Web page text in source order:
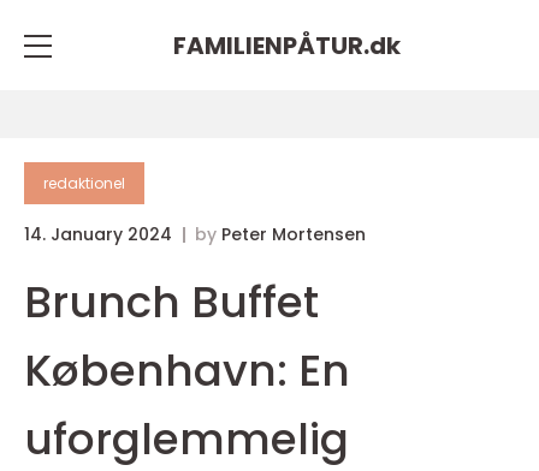
FAMILIENPÅTUR.dk
redaktionel
14. January 2024 by Peter Mortensen
Brunch Buffet
København: En
uforglemmelig